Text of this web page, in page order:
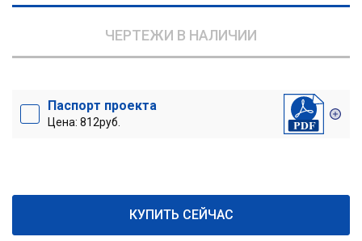
ЧЕРТЕЖИ В НАЛИЧИИ
Паспорт проекта
Цена: 812руб.
КУПИТЬ СЕЙЧАС